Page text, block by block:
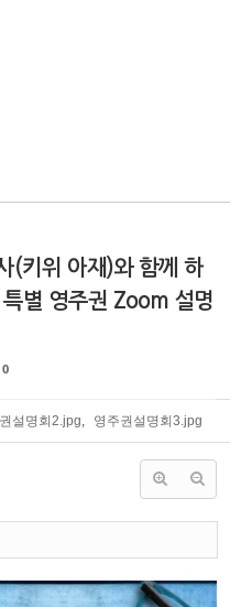
(키위 아재)와 함께 하
별 영주권 Zoom 설명
0
설명회2.jpg, 영주권설명회3.jpg